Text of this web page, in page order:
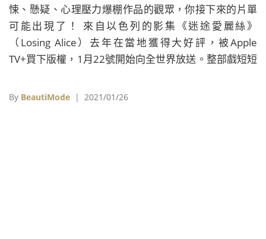
悚、懸疑、心理壓力爆棚作品的觀眾，你接下來的片單
可能出現了！ 來自以色列的影集《迷途愛麗絲》
（Losing Alice）去年在當地獲得大好評，被Apple
TV+買下版權，1月22號開始向全世界放送。整部戲短短
「到底是怎樣」。能讓觀眾如此入戲，除了它的劇情峰
By BeautiMode | 2021/01/26